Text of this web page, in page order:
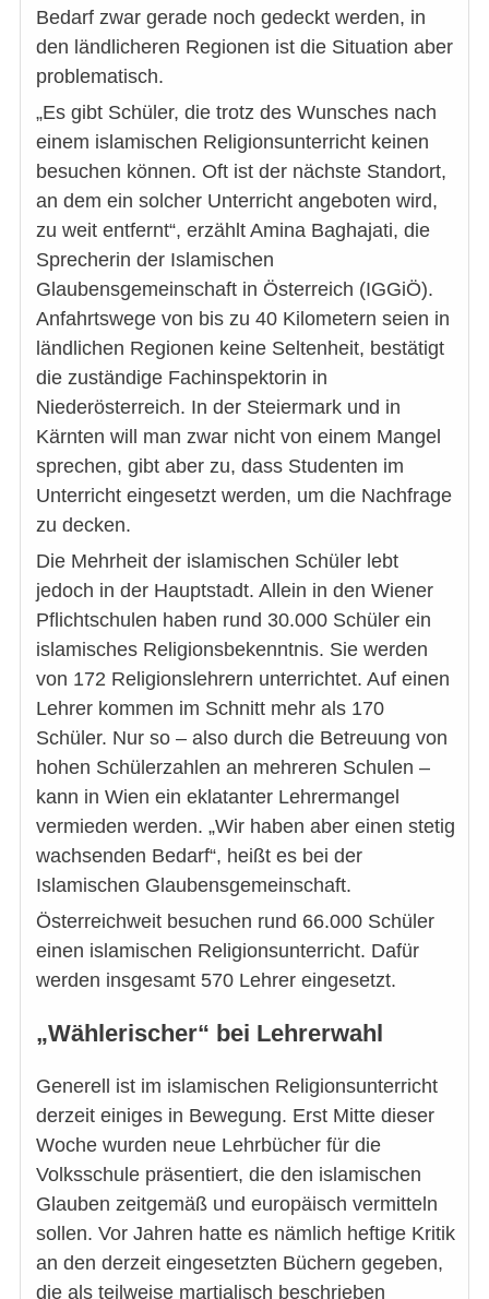
Bedarf zwar gerade noch gedeckt werden, in
den ländlicheren Regionen ist die Situation aber
problematisch.
„Es gibt Schüler, die trotz des Wunsches nach
einem islamischen Religionsunterricht keinen
besuchen können. Oft ist der nächste Standort,
an dem ein solcher Unterricht angeboten wird,
zu weit entfernt“, erzählt Amina Baghajati, die
Sprecherin der Islamischen
Glaubensgemeinschaft in Österreich (IGGiÖ).
Anfahrtswege von bis zu 40 Kilometern seien in
ländlichen Regionen keine Seltenheit, bestätigt
die zuständige Fachinspektorin in
Niederösterreich. In der Steiermark und in
Kärnten will man zwar nicht von einem Mangel
sprechen, gibt aber zu, dass Studenten im
Unterricht eingesetzt werden, um die Nachfrage
zu decken.
Die Mehrheit der islamischen Schüler lebt
jedoch in der Hauptstadt. Allein in den Wiener
Pflichtschulen haben rund 30.000 Schüler ein
islamisches Religionsbekenntnis. Sie werden
von 172 Religionslehrern unterrichtet. Auf einen
Lehrer kommen im Schnitt mehr als 170
Schüler. Nur so – also durch die Betreuung von
hohen Schülerzahlen an mehreren Schulen –
kann in Wien ein eklatanter Lehrermangel
vermieden werden. „Wir haben aber einen stetig
wachsenden Bedarf“, heißt es bei der
Islamischen Glaubensgemeinschaft.
Österreichweit besuchen rund 66.000 Schüler
einen islamischen Religionsunterricht. Dafür
werden insgesamt 570 Lehrer eingesetzt.
„Wählerischer“ bei Lehrerwahl
Generell ist im islamischen Religionsunterricht
derzeit einiges in Bewegung. Erst Mitte dieser
Woche wurden neue Lehrbücher für die
Volksschule präsentiert, die den islamischen
Glauben zeitgemäß und europäisch vermitteln
sollen. Vor Jahren hatte es nämlich heftige Kritik
an den derzeit eingesetzten Büchern gegeben,
die als teilweise martialisch beschrieben